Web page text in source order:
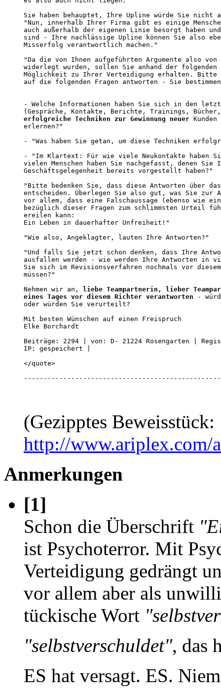
Sie haben behauptet, Ihre Upline würde Sie nicht
"Nun, innerhalb Ihrer Firma gibt es einige
auch außerhalb der eigenen Linie besorgt haben
sind - Ihre nachlässige Upline können Sie also
Misserfolg verantwortlich
"Da die von Ihnen aufgeführten Argumente also
widerlegt wurden, sollen Sie anhand der folgenden
Möglichkeit zu Ihrer Verteidigung erhalten. Bitte
auf die folgenden Fragen antworten - Sie
- Welche Informationen haben Sie sich in den
erfolgreiche Techniken zur Gewinnung neuer
- "Was haben Sie getan, um diese Techniken
- "Im Klartext: Für wie viele Neukontakte haben
vielen Menschen haben Sie nachgefasst, denen
Geschäftsgelegenheit bereits vorgestellt haben?"
"Bitte bedenken Sie, dass diese Antworten über
entscheiden. Überlegen Sie also gut, was Sie zur
vor allem, dass eine Falschaussage (ebenso wie
bezüglich dieser Fragen zum schlimmsten Urteil
ereilen kann:
Ein Leben in dauerhafter Unfreiheit!"
"Wie also, Angeklagter, lauten Ihre Antworten?"
"Und falls Sie jetzt schon denken, dass Ihre
ausfallen werden - wie werden Ihre Antworten in
Sie sich im Revisionsverfahren nochmals vor
müssen?"
Nehmen wir an, liebe Teampartnerin, lieber
eines Tages vor diesem Richter verantworten -
oder würden Sie
Mit besten Wünschen auf einen Freispruch
Elke Borchardt
Beiträge: 2294 | von: D- 21224 Rosengarten |
IP: gespeichert |
</quote>
(Gezipptes Beweisstück:
http://www.ariplex.com/
Anmerkungen
[1]
Schon die Überschrift
ist Psychoterror. Mit
Verteidigung gedrängt
vor allem aber als
tückische Wort
"selbstverschuldet", das
ES hat versagt. ES.